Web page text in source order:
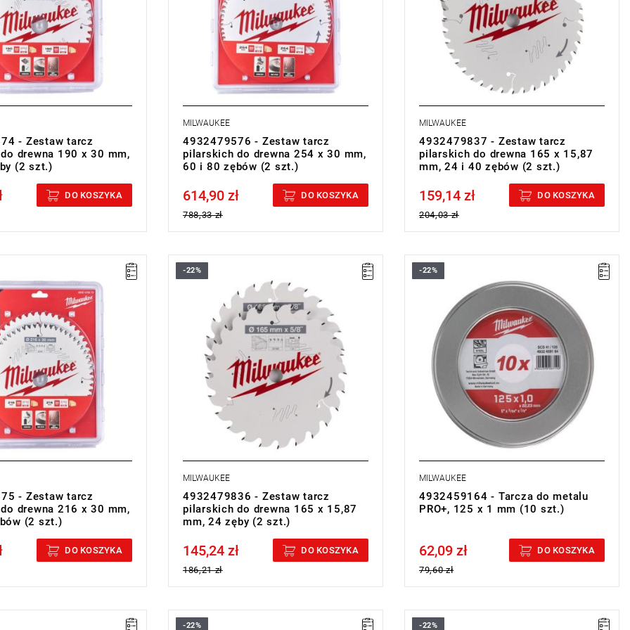
- Zestaw tarcz
drewna 190 x 30 mm,
(2 szt.)
DO KOSZYKA
MILWAUKEE
4932479576 - Zestaw tarcz
pilarskich do drewna 254 x 30 mm,
60 i 80 zębów (2 szt.)
Price tax included
614,90 zł
788,33 zł
DO KOSZYKA
MILWAUKEE
4932479837 - Zestaw tarcz
pilarskich do drewna 165 x 15,87
mm, 24 i 40 zębów (2 szt.)
Price tax included
159,14 zł
204,03 zł
DO KOSZYKA
posiadają powłokę PTFE,
cechują się odpornością na
i nie przywierają do
- Zestaw tarcz
drewna 216 x 30 mm,
(2 szt.)
DO KOSZYKA
Te tarcze pilarskie posiadają powłokę PTFE,
dzięki czemu cechują się odpornością na
wysokie temperatury i nie przywierają do
innych materiałów.
-22%
MILWAUKEE
4932479836 - Zestaw tarcz
pilarskich do drewna 165 x 15,87
mm, 24 zęby (2 szt.)
Price tax included
145,24 zł
186,21 zł
DO KOSZYKA
-22%
MILWAUKEE
4932459164 - Tarcza do metalu
PRO+, 125 x 1 mm (10 szt.)
Price tax included
62,09 zł
79,60 zł
DO KOSZYKA
-22% -22%